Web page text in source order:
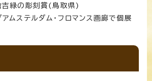
吉緑の彫刻賞(鳥取県)
アムステルダム・フロマンス画廊で個展